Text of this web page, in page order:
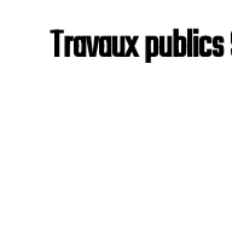
Travaux